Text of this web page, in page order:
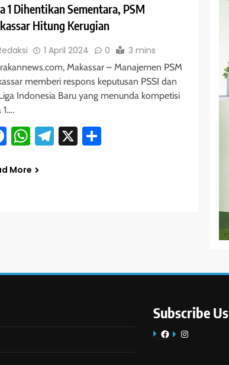
1 Dihentikan Sementara, PSM
Hitung Kerugian
1 April 2024 0 3 mins
Makassar – Manajemen PSM
memberi respons keputusan PSSI dan
Indonesia Baru yang menunda kompetisi
1….
Facebook
WhatsApp
Telegram
X Share
More
Subscribe Us
FacebookInstagram